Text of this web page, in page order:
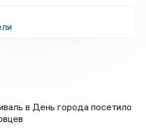
в День города посетило